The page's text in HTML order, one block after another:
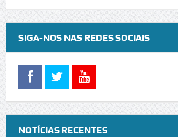
SIGA-NOS NAS REDES SOCIAIS
NOTÍCIAS RECENTES